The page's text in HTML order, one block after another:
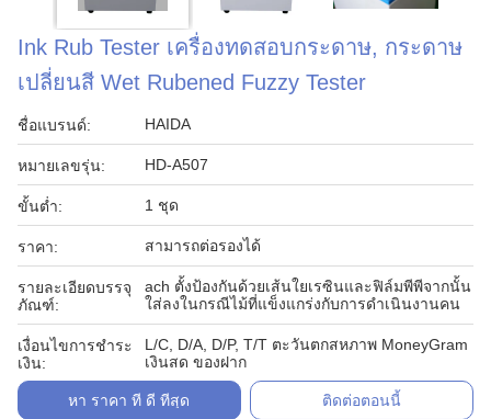
Ink Rub Tester เครื่องทดสอบกระดาษ, กระดาษ
เปลี่ยนสี Wet Rubened Fuzzy Tester
ชื่อแบรนด์: HAIDA
หมายเลขรุ่น: HD-A507
ขั้นต่ำ: 1 ชุด
ราคา: สามารถต่อรองได้
รายละเอียดบรรจุ
ภัณฑ์:
ach ตั้งป้องกันด้วยเส้นใยเรซินและฟิล์มพีพีจากนั้น
ใส่ลงในกรณีไม้ที่แข็งแกร่งกับการดำเนินงานคน
เงื่อนไขการชำระ
เงิน:
L/C, D/A, D/P, T/T ตะวันตกสหภาพ MoneyGram
เงินสด ของฝาก
หา ราคา ที่ ดี ที่สุด ติดต่อตอนนี้